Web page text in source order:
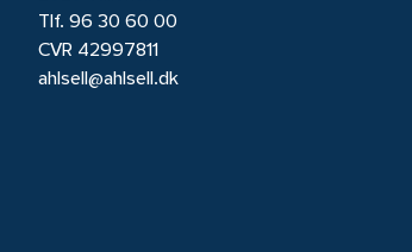
Tlf. 96 30 60 00
CVR 42997811
ahlsell@ahlsell.dk